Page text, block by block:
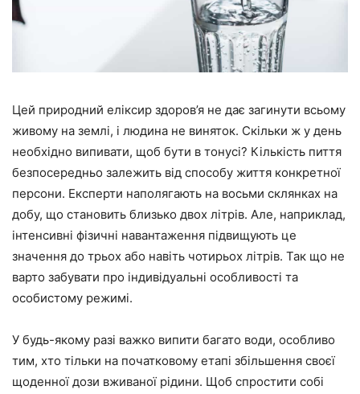
Цей природний еліксир здоров’я не дає загинути всьому
живому на землі, і людина не виняток. Скільки ж у день
необхідно випивати, щоб бути в тонусі? Кількість пиття
безпосередньо залежить від способу життя конкретної
персони. Експерти наполягають на восьми склянках на
добу, що становить близько двох літрів. Але, наприклад,
інтенсивні фізичні навантаження підвищують це
значення до трьох або навіть чотирьох літрів. Так що не
варто забувати про індивідуальні особливості та
особистому режимі.
У будь-якому разі важко випити багато води, особливо
тим, хто тільки на початковому етапі збільшення своєї
щоденної дози вживаної рідини. Щоб спростити собі